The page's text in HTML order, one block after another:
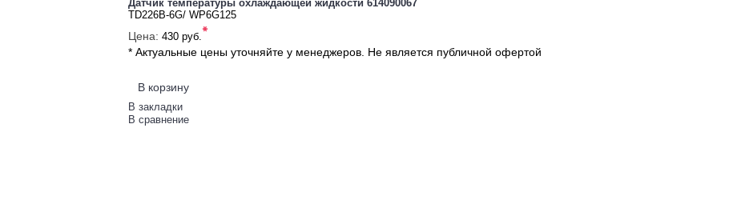
Датчик температуры охлаждающей жидкости 614090067
TD226B-6G/ WP6G125
Цена: 430 руб.*
* Актуальные цены уточняйте у менеджеров. Не является публичной офертой
В корзину
В закладки
В сравнение